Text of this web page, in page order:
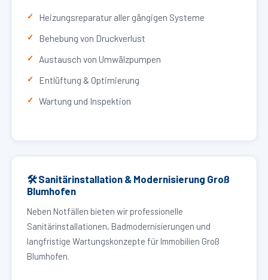
Heizungsreparatur aller gängigen Systeme
Behebung von Druckverlust
Austausch von Umwälzpumpen
Entlüftung & Optimierung
Wartung und Inspektion
🛠 Sanitärinstallation & Modernisierung Groß
Blumhofen
Neben Notfällen bieten wir professionelle
Sanitärinstallationen, Badmodernisierungen und
langfristige Wartungskonzepte für Immobilien Groß
Blumhofen.